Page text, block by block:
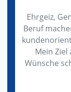
Ehrgeiz,
Beruf
Mein
Wünsche